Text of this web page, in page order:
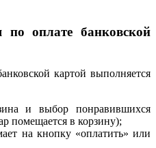
по оплате банковской
картой выполняется
и выбор понравившихся
помещается в корзину);
на кнопку «оплатить» или